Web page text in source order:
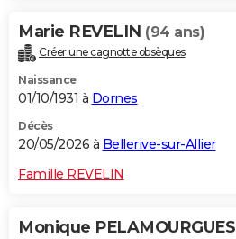
Marie REVELIN (94 ans)
Créer une cagnotte obsèques
Naissance
01/10/1931 à Dornes
Décès
20/05/2026 à Bellerive-sur-Allier
Famille REVELIN
Monique PELAMOURGUES